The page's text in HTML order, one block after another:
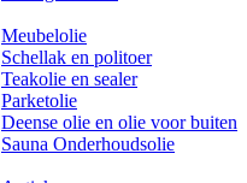
Meubelolie
Schellak en politoer
Teakolie en sealer
Parketolie
Deense olie en olie voor buiten
Sauna Onderhoudsolie